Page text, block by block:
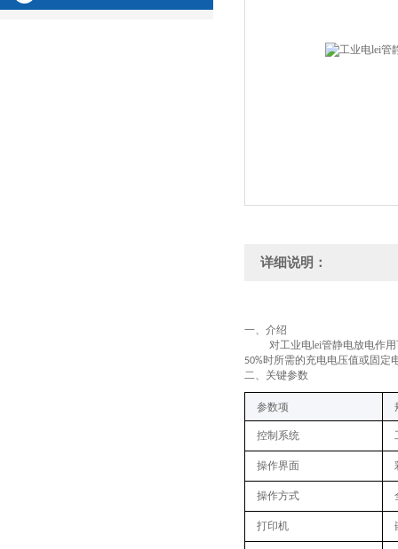
详细说明：
一、 介绍
对工业电lei管静电放电作
50%时所需的充电电压值或固定
二、关键参数
参数项
控制系统
操作界面
操作方式
打印机